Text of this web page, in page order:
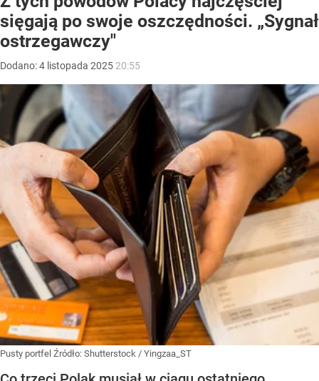
sięgają po swoje oszczędności. „Sygnał
ostrzegawczy"
Dodano:4 listopada 2025 20:55
Pusty portfel Źródło: Shutterstock / Yingzaa_ST